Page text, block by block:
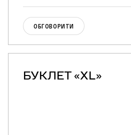
ОБГОВОРИТИ
БУКЛЕТ «XL»